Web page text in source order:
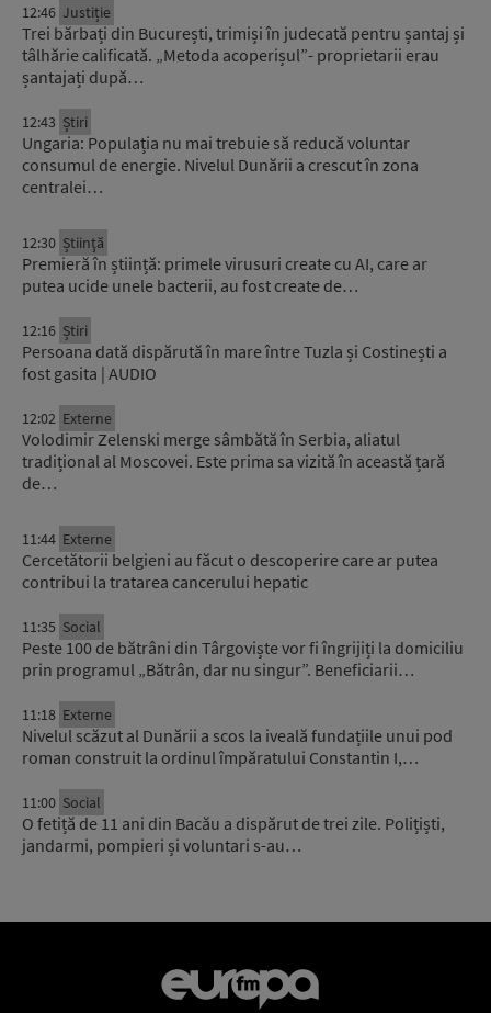
12:46 Justiție
Trei bărbați din București, trimiși în judecată pentru șantaj și
tâlhărie calificată. „Metoda acoperișul”- proprietarii erau
șantajați după…
12:43 Știri
Ungaria: Populația nu mai trebuie să reducă voluntar
consumul de energie. Nivelul Dunării a crescut în zona
centralei…
12:30 Știinţă
Premieră în știință: primele virusuri create cu AI, care ar
putea ucide unele bacterii, au fost create de…
12:16 Știri
Persoana dată dispărută în mare între Tuzla și Costinești a
fost gasita | AUDIO
12:02 Externe
Volodimir Zelenski merge sâmbătă în Serbia, aliatul
tradițional al Moscovei. Este prima sa vizită în această țară
de…
11:44 Externe
Cercetătorii belgieni au făcut o descoperire care ar putea
contribui la tratarea cancerului hepatic
11:35 Social
Peste 100 de bătrâni din Târgoviște vor fi îngrijiți la domiciliu
prin programul „Bătrân, dar nu singur”. Beneficiarii…
11:18 Externe
Nivelul scăzut al Dunării a scos la iveală fundațiile unui pod
roman construit la ordinul împăratului Constantin I,…
11:00 Social
O fetiță de 11 ani din Bacău a dispărut de trei zile. Polițiști,
jandarmi, pompieri și voluntari s-au…